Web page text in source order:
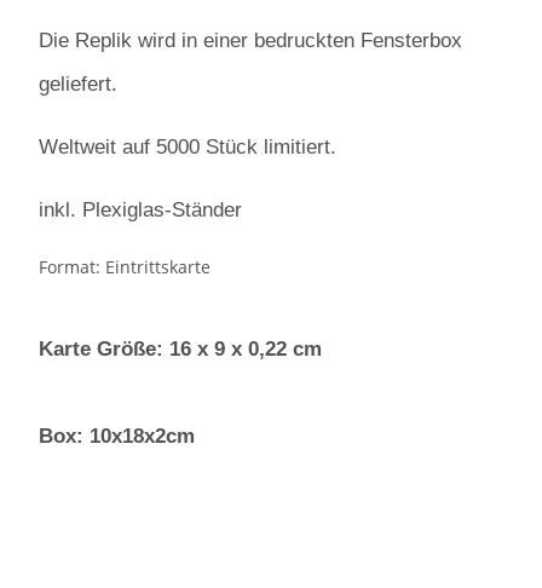
Die Replik wird in einer bedruckten Fensterbox
geliefert.
Weltweit auf 5000 Stück limitiert.
inkl. Plexiglas-Ständer
Format: Eintrittskarte
Karte Größe: 16 x 9 x 0,22 cm
Box: 10x18x2cm